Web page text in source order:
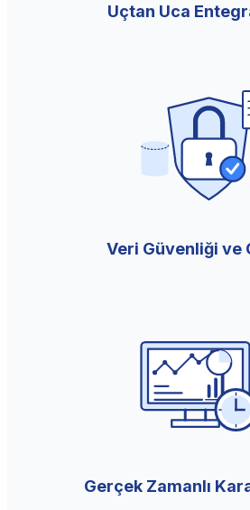
Uçtan Uca
Veri Güvenliği ve
Gerçek Zamanlı